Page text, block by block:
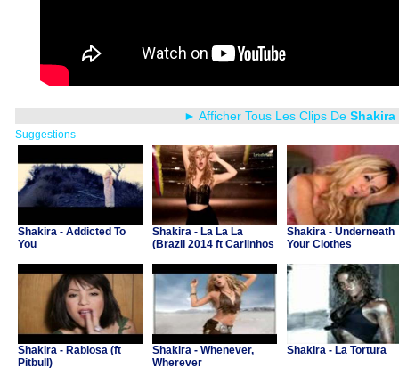
► Afficher Tous Les Clips De Shakira
Suggestions
Shakira - Addicted To
You
Shakira - La La La
(Brazil 2014 ft Carlinhos
Shakira - Underneath
Your Clothes
Shakira - Rabiosa (ft
Pitbull)
Shakira - Whenever,
Wherever
Shakira - La Tortura